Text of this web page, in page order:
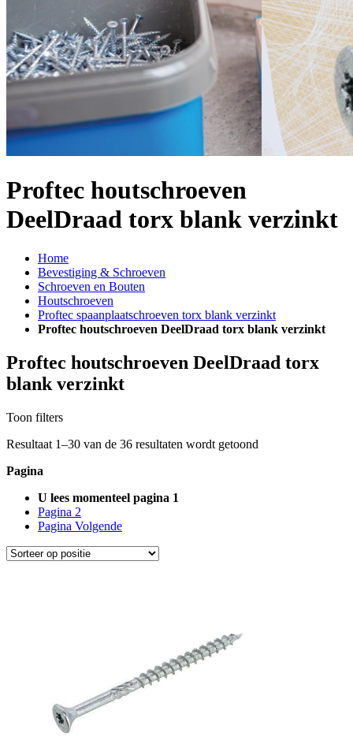
Proftec houtschroeven
DeelDraad torx blank verzinkt
Home
Bevestiging & Schroeven
Schroeven en Bouten
Houtschroeven
Proftec spaanplaatschroeven torx blank verzinkt
Proftec houtschroeven DeelDraad torx blank verzinkt
Proftec houtschroeven DeelDraad torx
blank verzinkt
Toon filters
Resultaat 1–30 van de 36 resultaten wordt getoond
Pagina
U lees momenteel pagina 1
Pagina 2
Pagina Volgende